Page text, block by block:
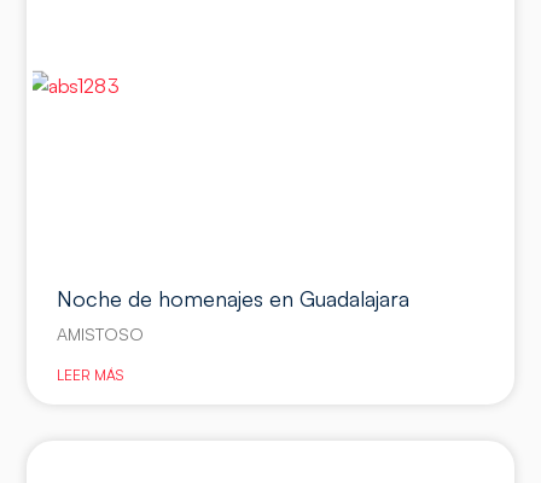
Noche de homenajes en Guadalajara
AMISTOSO
LEER MÁS